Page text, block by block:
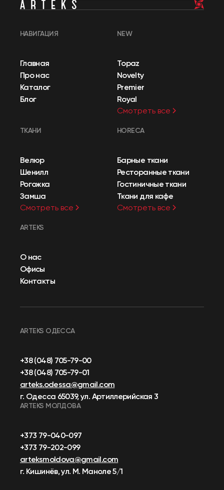
НАВИГАЦИЯ
Главная
Про нас
Каталог
Блог
NEW
Topaz
Novelty
Premier
Royal
Смотреть все
ТКАНИ
Велюр
Шенилл
Рогожка
Замша
Смотреть все
HORECA
Барные ткани
Ресторанные ткани
Гостиничные ткани
Ткани для кафе
Смотреть все
ARTEKS
О нас
Офисы
Контакты
ARTEKS ОДЕССА
+38 (048) 705-79-00
+38 (048) 705-79-01
arteks.odessa@gmail.com
г. Одесса 65039, ул. Артиллерийская 3
ARTEKS МОЛДОВА
+373 79-040-097
+373 79-202-099
arteksmoldova@gmail.com
г. Кишинёв, ул. М. Маноле 5/1